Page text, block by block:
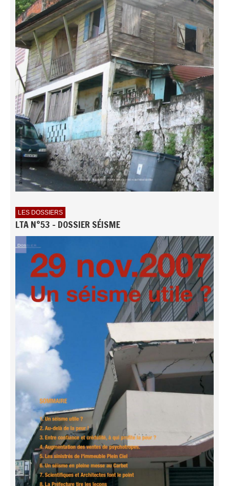
LES DOSSIERS
LTA N°53 - DOSSIER SÉISME